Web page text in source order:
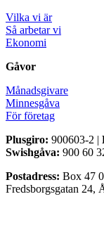
Vilka vi är
Så arbetar vi
Ekonomi
Gåvor
Månadsgivare
Minnesgåva
För företag
Plusgiro: 900603-2 |
Swishgåva: 900 60
Postadress: Box 47
Fredsborgsgatan 24,